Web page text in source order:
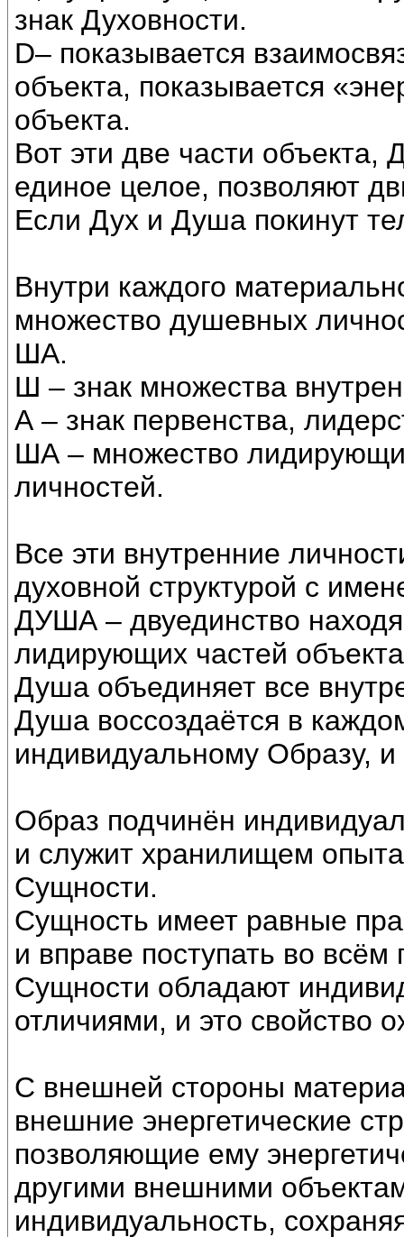
знак Духовности.
D– показывается
объекта, показывается
объекта.
Вот эти две части
единое целое, позволяют
Если Дух и Душа покинут
Внутри каждого
множество душевных
ША.
Ш – знак множества
А – знак первенства,
ША – множество
личностей.
Все эти внутренние
духовной структурой с
ДУША – двуединство
лидирующих частей
Душа объединяет все
Душа воссоздаётся в
индивидуальному Образу,
Образ подчинён
и служит хранилищем
Сущности.
Сущность имеет равные
и вправе поступать во
Сущности обладают
отличиями, и это свойство
С внешней стороны
внешние энергетические
позволяющие ему
другими внешними
индивидуальность,